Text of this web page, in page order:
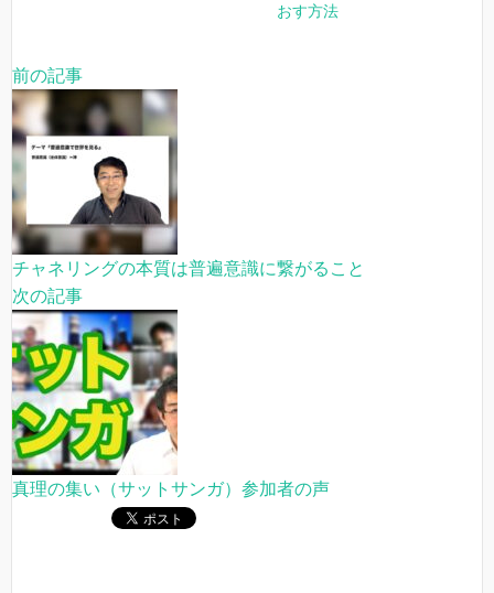
おす方法
前の記事
チャネリングの本質は普遍意識に繋がること
次の記事
真理の集い（サットサンガ）参加者の声